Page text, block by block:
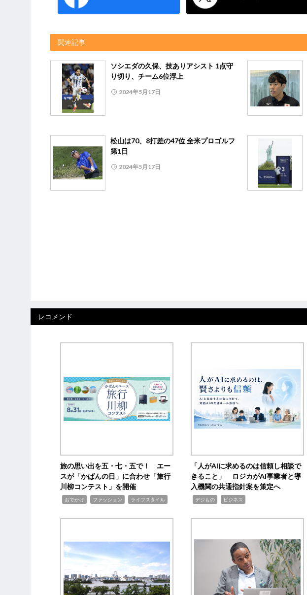
関連記事
ソシエダの久保、技ありアシスト 1点守
り切り、チーム6位浮上
2024年5月17日
松山は70、8打差の47位 全米プロゴルフ
第1日
2024年5月17日
レコメンド
旅の思い出を五・七・五で！ エー
スが「かばんの日」に合わせ「旅行
川柳コンテスト」を開催
おでかけ ファッション ライフスタイル
「人がAIに求めるのは信頼し相談で
きること」 ロジカがAI事業者と導
入機関の共通指針案を策定へ
デジもの ビジネス